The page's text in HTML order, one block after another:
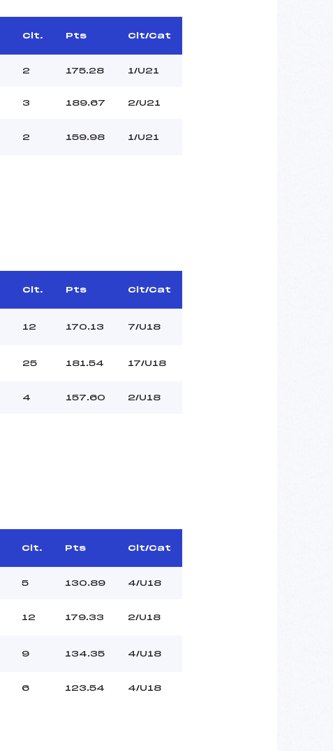
Clt. Pts Clt/Cat
2 175.28 1/U21
3 189.67 2/U21
2 159.98 1/U21
Clt. Pts Clt/Cat
12 170.13 7/U18
25 181.54 17/U18
4 157.60 2/U18
Clt. Pts Clt/Cat
5 130.89 4/U18
12 179.33 2/U18
9 134.35 4/U18
6 123.54 4/U18